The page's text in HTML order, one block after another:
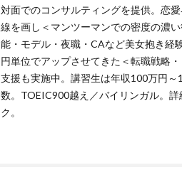
対面でのコンサルティングを提供。恋
線を画し＜マンツーマンでの密度の濃
能・モデル・夜職・CAなど美女抱き経
円単位でアップさせてきた＜転職戦略
支援も実施中。講習生は年収100万円
数。TOEIC900越え／バイリンガル。詳
ク 。